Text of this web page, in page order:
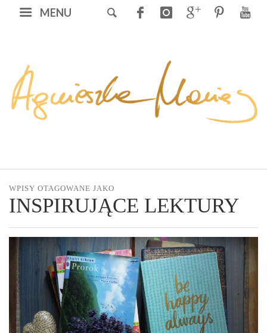
MENU
WPISY OTAGOWANE JAKO
INSPIRUJĄCE LEKTURY